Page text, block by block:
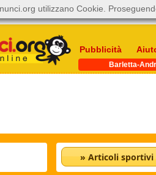
Pubblicità
Barletta-
» Articoli sportivi
utilizzano Cookie.